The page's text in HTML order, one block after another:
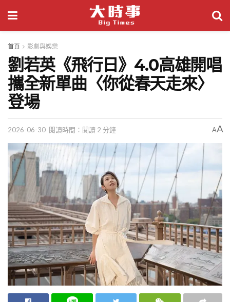
首頁 影劇與娛樂
劉若英《飛行日》4.0高雄開唱
攜全新單曲〈你從春天走來〉
登場
2026-06-30 閱讀時間：閱讀 2 分鐘 AA